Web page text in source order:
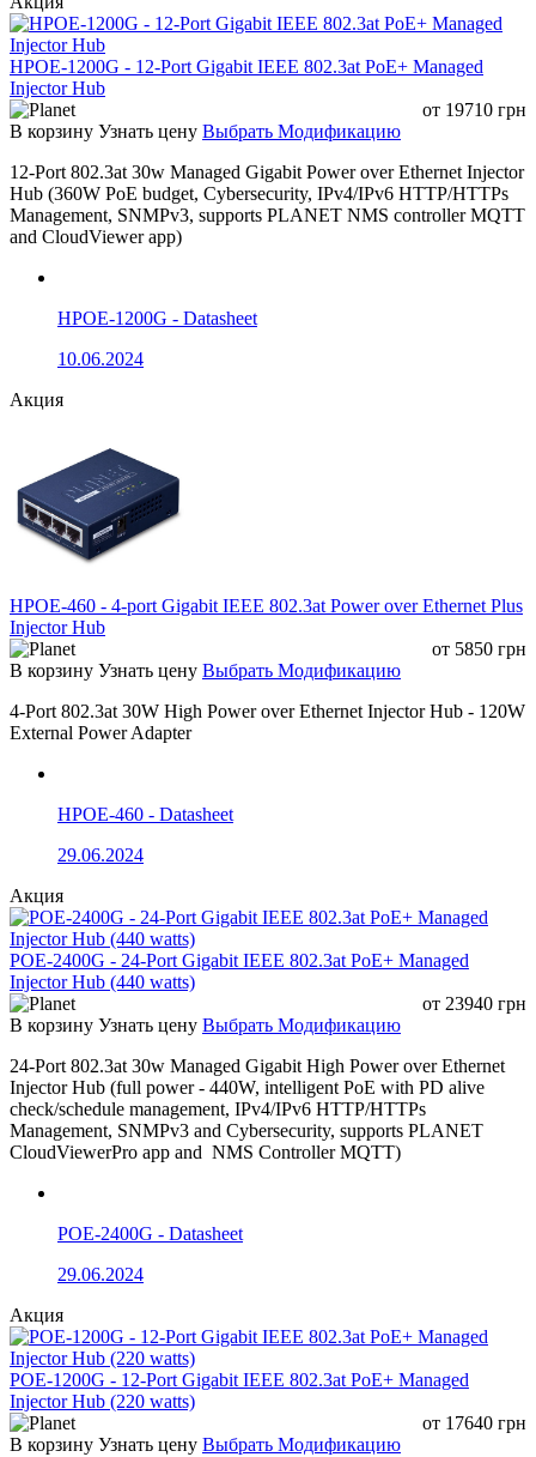
HPOE-1200G - 12-Port Gigabit IEEE 802.3at PoE+ Managed
Injector Hub
от 19710 грн
В корзину Узнать цену Выбрать Модификацию
12-Port 802.3at 30w Managed Gigabit Power over Ethernet Injector
Hub (360W PoE budget, Cybersecurity, IPv4/IPv6 HTTP/HTTPs
Management, SNMPv3, supports PLANET NMS controller MQTT
and CloudViewer app)
HPOE-1200G - Datasheet
10.06.2024
Акция
HPOE-460 - 4-port Gigabit IEEE 802.3at Power over Ethernet Plus
Injector Hub
от 5850 грн
В корзину Узнать цену Выбрать Модификацию
4-Port 802.3at 30W High Power over Ethernet Injector Hub - 120W
External Power Adapter
HPOE-460 - Datasheet
29.06.2024
Акция
POE-2400G - 24-Port Gigabit IEEE 802.3at PoE+ Managed
Injector Hub (440 watts)
от 23940 грн
В корзину Узнать цену Выбрать Модификацию
24-Port 802.3at 30w Managed Gigabit High Power over Ethernet
Injector Hub (full power - 440W, intelligent PoE with PD alive
check/schedule management, IPv4/IPv6 HTTP/HTTPs
Management, SNMPv3 and Cybersecurity, supports PLANET
CloudViewerPro app and NMS Controller MQTT)
POE-2400G - Datasheet
29.06.2024
Акция
POE-1200G - 12-Port Gigabit IEEE 802.3at PoE+ Managed
Injector Hub (220 watts)
от 17640 грн
В корзину Узнать цену Выбрать Модификацию